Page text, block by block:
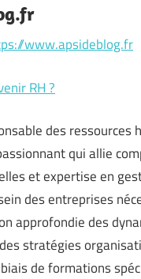
www.apsideblog.fr
RH ?
des ressources
qui allie
et expertise en
des entreprises
approfondie des
stratégies
de formations